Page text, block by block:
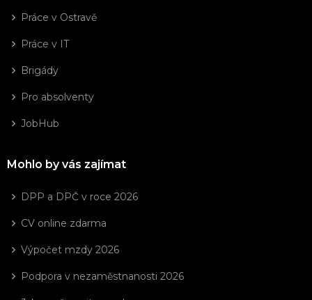
Práce v Ostravě
Práce v IT
Brigády
Pro absolventy
JobHub
Mohlo by vás zajímat
DPP a DPČ v roce 2026
CV online zdarma
Výpočet mzdy 2026
Podpora v nezaměstnanosti 2026